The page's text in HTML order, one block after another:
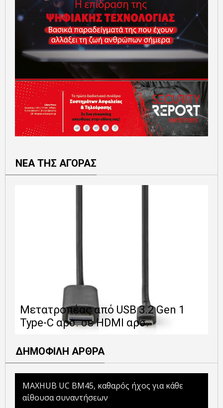
ΝΕΑ ΤΗΣ ΑΓΟΡΑΣ
Μετατροπέας από USB 3.2 Gen 1
Type-C αρσ. σε HDMI αρσ.
ΔΗΜΟΦΙΛΗ ΑΡΘΡΑ
MAXHUB UC BM45, καθαρός ήχος για κάθε
αίθουσα συναντήσεων